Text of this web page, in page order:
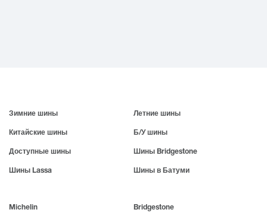
Зимние шины Летние шины
Китайские шины Б/У шины
Доступные шины Шины Bridgestone
Шины Lassa Шины в Батуми
Michelin Bridgestone